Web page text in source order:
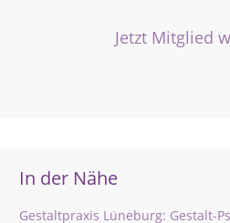
Jetzt Mitglied
In der Nähe
Gestaltpraxis Lüneburg: Gestalt-